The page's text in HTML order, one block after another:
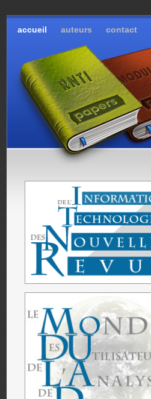
accueil auteurs contact